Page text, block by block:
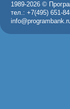
1989-2026 ©
тел.: +7(495) 651-